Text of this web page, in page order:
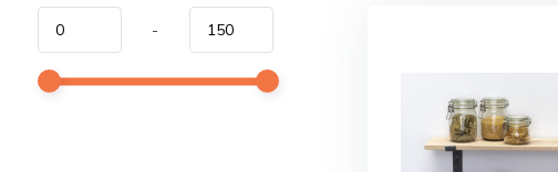
-